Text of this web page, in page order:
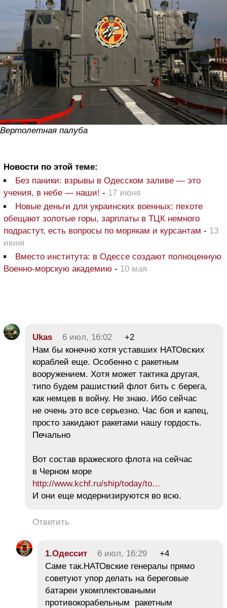
Вертолетная палуба
Новости по этой теме:
Без паники: взрывы в Одесском заливе — это
учения, в небе — наши! - 17 июня
Новые деньги для украинских военных: пехоте
обещают золотые горы, зарплаты в ТЦК немного
подрастут, есть вопросы по морякам и курсантам - 13
июня
Вместо института: в Одессе создают полноценную
Военно-морскую академию - 10 мая
Ukas 6 июл, 16:02
+2
Нам бы конечно хотя уставших НАТОвских
кораблей еще. Особенно с ракетным
вооружением. Хотя может тактика другая,
типо будем рашисткий флот бить с берега,
как немцев в войну. Не знаю. Ибо сейчас
не очень это все серьезно. Час боя и капец,
просто закидают ракетами нашу гордость.
Печально
Вот состав вражеского флота на сейчас
в Черном море
http://www.kchf.ru/ship/today/to…
И они еще модернизируются во всю.
Ответить
1.Одессит 6 июл, 16:29
+4
Саме так.НАТОвские генералы прямо
советуют упор делать на береговые
батареи укомплектоваными
противокорабельным ракетным